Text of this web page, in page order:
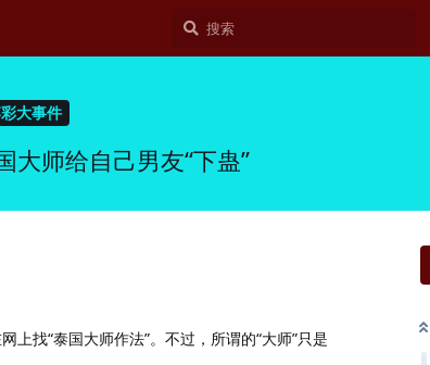
大事件
大师给自己男友“下蛊”
找“泰国大师作法”。不过，所谓的“大师”只是